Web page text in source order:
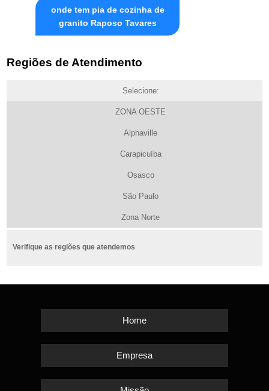
onde tem pia de cozinha de
granito Raposo Tavares
Regiões de Atendimento
Selecione:
ZONA OESTE
Alphaville
Carapicuíba
Osasco
São Paulo
Zona Norte
Verifique as regiões que atendemos
Home
Empresa